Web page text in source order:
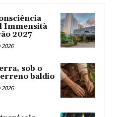
Immensità
2027
sob o
baldio